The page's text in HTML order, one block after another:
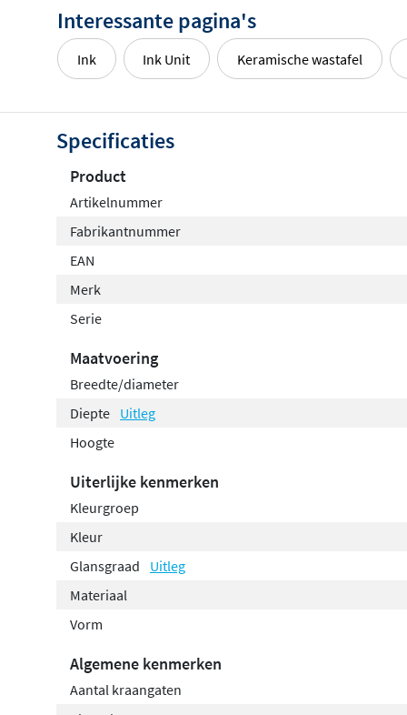
Interessante pagina's
Ink Ink Unit Keramische wastafel
Specificaties
Product
Artikelnummer
Fabrikantnummer
EAN
Merk
Serie
Maatvoering
Breedte/diameter
Diepte Uitleg
Hoogte
Uiterlijke kenmerken
Kleurgroep
Kleur
Glansgraad
Uitleg
Materiaal
Vorm
Algemene kenmerken
Aantal kraangaten